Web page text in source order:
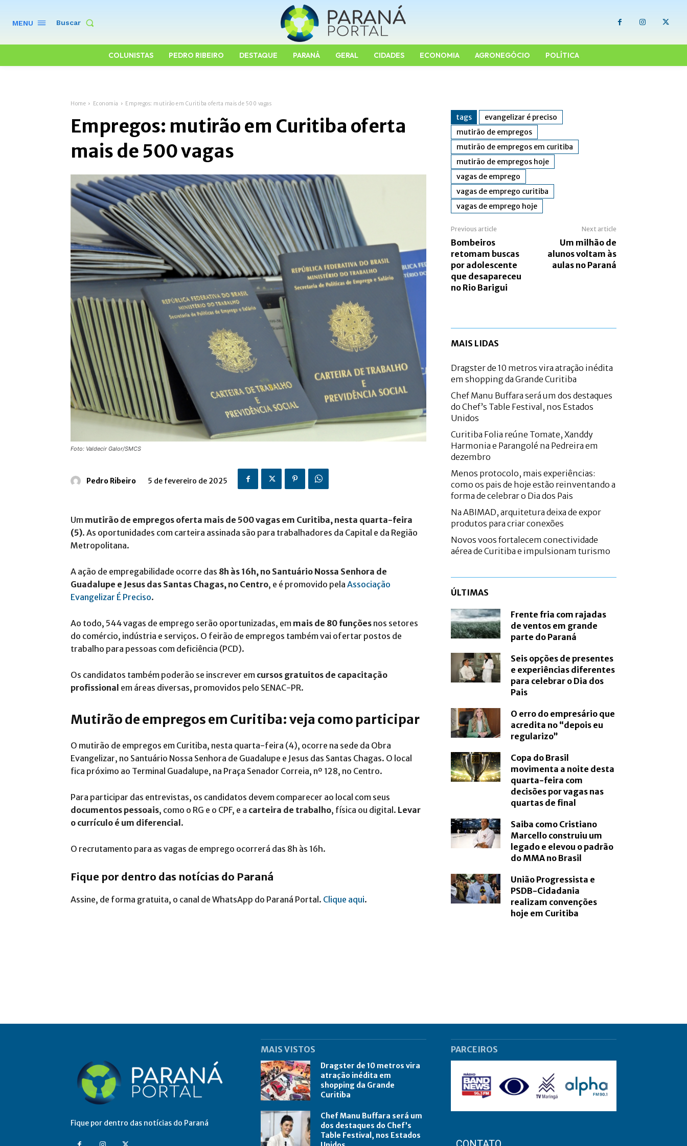
MENU Buscar
COLUNISTAS PEDRO RIBEIRO DESTAQUE PARANÁ GERAL CIDADES ECONOMIA AGRONEGÓCIO POLÍTICA
Home Economia Empregos: mutirão em Curitiba oferta mais de 500 vagas
Empregos: mutirão em Curitiba oferta
mais de 500 vagas
Foto: Valdecir Galor/SMCS
Pedro Ribeiro 5 de fevereiro de 2025
Um mutirão de empregos oferta mais de 500 vagas em Curitiba, nesta quarta-feira
(5). As oportunidades com carteira assinada são para trabalhadores da Capital e da Região
Metropolitana.
A ação de empregabilidade ocorre das 8h às 16h, no Santuário Nossa Senhora de
Guadalupe e Jesus das Santas Chagas, no Centro, e é promovido pela Associação
Evangelizar É Preciso.
Ao todo, 544 vagas de emprego serão oportunizadas, em mais de 80 funções nos setores
do comércio, indústria e serviços. O feirão de empregos também vai ofertar postos de
trabalho para pessoas com deficiência (PCD).
Os candidatos também poderão se inscrever em cursos gratuitos de capacitação
profissional em áreas diversas, promovidos pelo SENAC-PR.
Mutirão de empregos em Curitiba: veja como participar
O mutirão de empregos em Curitiba, nesta quarta-feira (4), ocorre na sede da Obra
Evangelizar, no Santuário Nossa Senhora de Guadalupe e Jesus das Santas Chagas. O local
fica próximo ao Terminal Guadalupe, na Praça Senador Correia, nº 128, no Centro.
Para participar das entrevistas, os candidatos devem comparecer ao local com seus
documentos pessoais, como o RG e o CPF, e a carteira de trabalho, física ou digital. Levar
o currículo é um diferencial .
O recrutamento para as vagas de emprego ocorrerá das 8h às 16h.
Fique por dentro das notícias do Paraná
Assine, de forma gratuita, o canal de WhatsApp do Paraná Portal. Clique aqui.
tags
evangelizar é preciso
mutirão de empregos
mutirão de empregos em curitiba
mutirão de empregos hoje
vagas de emprego
vagas de emprego curitiba
vagas de emprego hoje
Previous article
Bombeiros
retomam buscas
por adolescente
que desapareceu
no Rio Barigui
Next article
Um milhão de
alunos voltam às
aulas no Paraná
MAIS LIDAS
Dragster de 10 metros vira atração inédita
em shopping da Grande Curitiba
Chef Manu Buffara será um dos destaques
do Chef’s Table Festival, nos Estados
Unidos
Curitiba Folia reúne Tomate, Xanddy
Harmonia e Parangolé na Pedreira em
dezembro
Menos protocolo, mais experiências:
como os pais de hoje estão reinventando a
forma de celebrar o Dia dos Pais
Na ABIMAD, arquitetura deixa de expor
produtos para criar conexões
Novos voos fortalecem conectividade
aérea de Curitiba e impulsionam turismo
ÚLTIMAS
Frente fria com rajadas
de ventos em grande
parte do Paraná
Seis opções de presentes
e experiências diferentes
para celebrar o Dia dos
Pais
O erro do empresário que
acredita no “depois eu
regularizo”
Copa do Brasil
movimenta a noite desta
quarta-feira com
decisões por vagas nas
quartas de final
Saiba como Cristiano
Marcello construiu um
legado e elevou o padrão
do MMA no Brasil
União Progressista e
PSDB-Cidadania
realizam convenções
hoje em Curitiba
Fique por dentro das notícias do Paraná
MAIS VISTOS
Dragster de 10 metros vira
atração inédita em
shopping da Grande
Curitiba
Chef Manu Buffara será um
dos destaques do Chef’s
Table Festival, nos Estados
PARCEIROS